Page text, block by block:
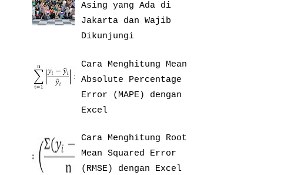
Asing yang Ada di
Jakarta dan Wajib
Dikunjungi
Cara Menghitung Mean
Absolute Percentage
Error (MAPE) dengan
Excel
Cara Menghitung Root
Mean Squared Error
(RMSE) dengan Excel